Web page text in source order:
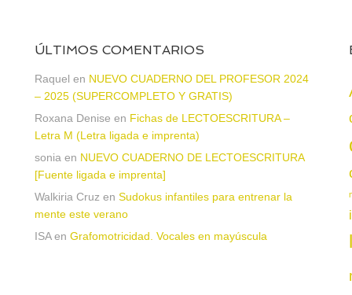
ÚLTIMOS COMENTARIOS
Raquel en NUEVO CUADERNO DEL PROFESOR 2024
– 2025 (SUPERCOMPLETO Y GRATIS)
Roxana Denise en Fichas de LECTOESCRITURA –
Letra M (Letra ligada e imprenta)
sonia en NUEVO CUADERNO DE LECTOESCRITURA
[Fuente ligada e imprenta]
Walkiria Cruz en Sudokus infantiles para entrenar la
mente este verano
ISAen Grafomotricidad. Vocales en mayúscula